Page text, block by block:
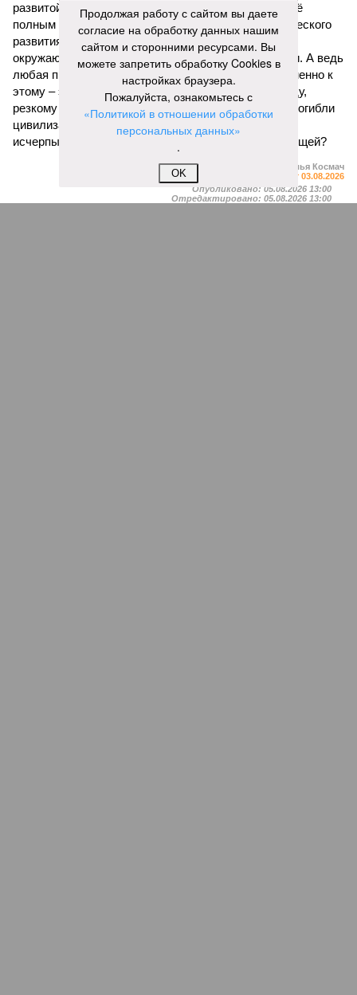
развитой цивилизации, зачастую с последующим её
полным уничтожением. Среди причин такого трагического
развития событий учёные называют деградацию
окружающей среды, истощение ресурсов и болезни. А ведь
любая природная катастрофа непременно ведёт именно к
этому – экономическому кризису, эпидемиям, голоду,
резкому сокращению численности населения. Так погибли
цивилизации шумеров, майя, кхмеров – список не
исчерпывающий. Какая цивилизация будет следующей?
Илья Космач
Газета
«Наша версия» №29 от 03.08.2026
Опубликовано: 05.08.2026 13:00
Отредактировано: 05.08.2026 13:00
Продолжая работу с сайтом вы даете
согласие на обработку данных нашим
сайтом и сторонними ресурсами. Вы
можете запретить обработку Cookies в
настройках браузера.
Пожалуйста, ознакомьтесь с
«Политикой в отношении обработки
персональных данных»
.
OK